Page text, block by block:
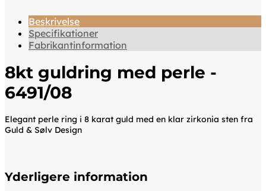
Beskrivelse
Specifikationer
Fabrikantinformation
8kt guldring med perle -
6491/08
Elegant perle ring i 8 karat guld med en klar zirkonia sten fra
Guld & Sølv Design
Yderligere information